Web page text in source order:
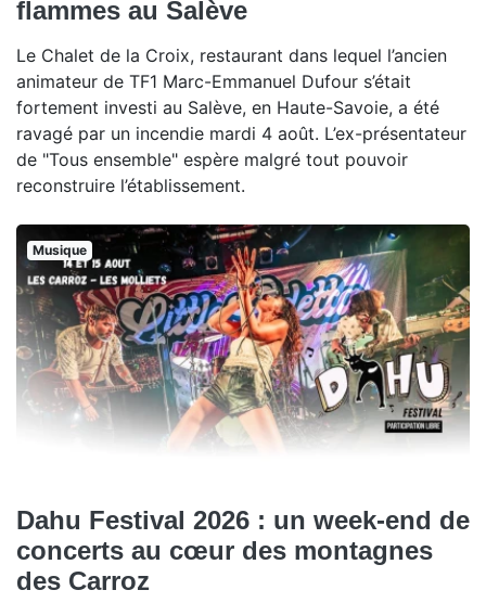
flammes au Salève
Le Chalet de la Croix, restaurant dans lequel l’ancien
animateur de TF1 Marc-Emmanuel Dufour s’était
fortement investi au Salève, en Haute-Savoie, a été
ravagé par un incendie mardi 4 août. L’ex-présentateur
de "Tous ensemble" espère malgré tout pouvoir
reconstruire l’établissement.
Musique
Dahu Festival 2026 : un week-end de
concerts au cœur des montagnes
des Carroz